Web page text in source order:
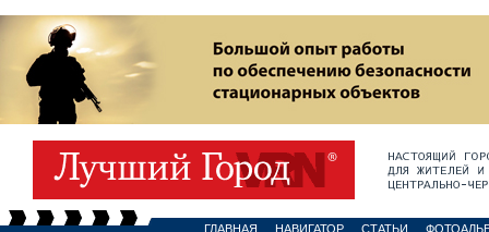
ГЛАВНАЯ НАВИГАТОР СТАТЬИ